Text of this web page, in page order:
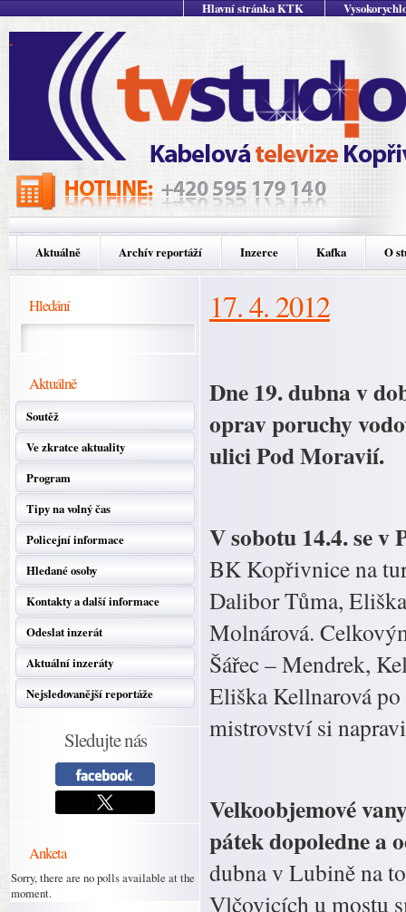
Hlavní stránka KTK
Aktuálně Archív reportáží Inzerce Kafka O
Hledání
Aktuálně
Soutěž
Ve zkratce aktuality
Program
Tipy na volný čas
Policejní informace
Hledané osoby
Kontakty a další informace
Odeslat inzerát
Aktuální inzeráty
Nejsledovanější reportáže
Sledujte nás
Anketa
Sorry, there are no polls available at the
moment.
17. 4. 2012
Dne 19. dubna v
oprav poruchy
ulici Pod Moravií.
V sobotu 14.4. se
BK Kopřivnice na
Dalibor Tůma,
Molnárová.
Šářec – Mendrek,
Eliška Kellnarová
mistrovství si
Velkoobjemové
pátek dopoledne a
dubna v Lubině na
Vlčovicích u mostu